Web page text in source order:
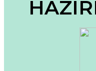
Ürün fiyatı diğer
Bu ürüne benzer farklı